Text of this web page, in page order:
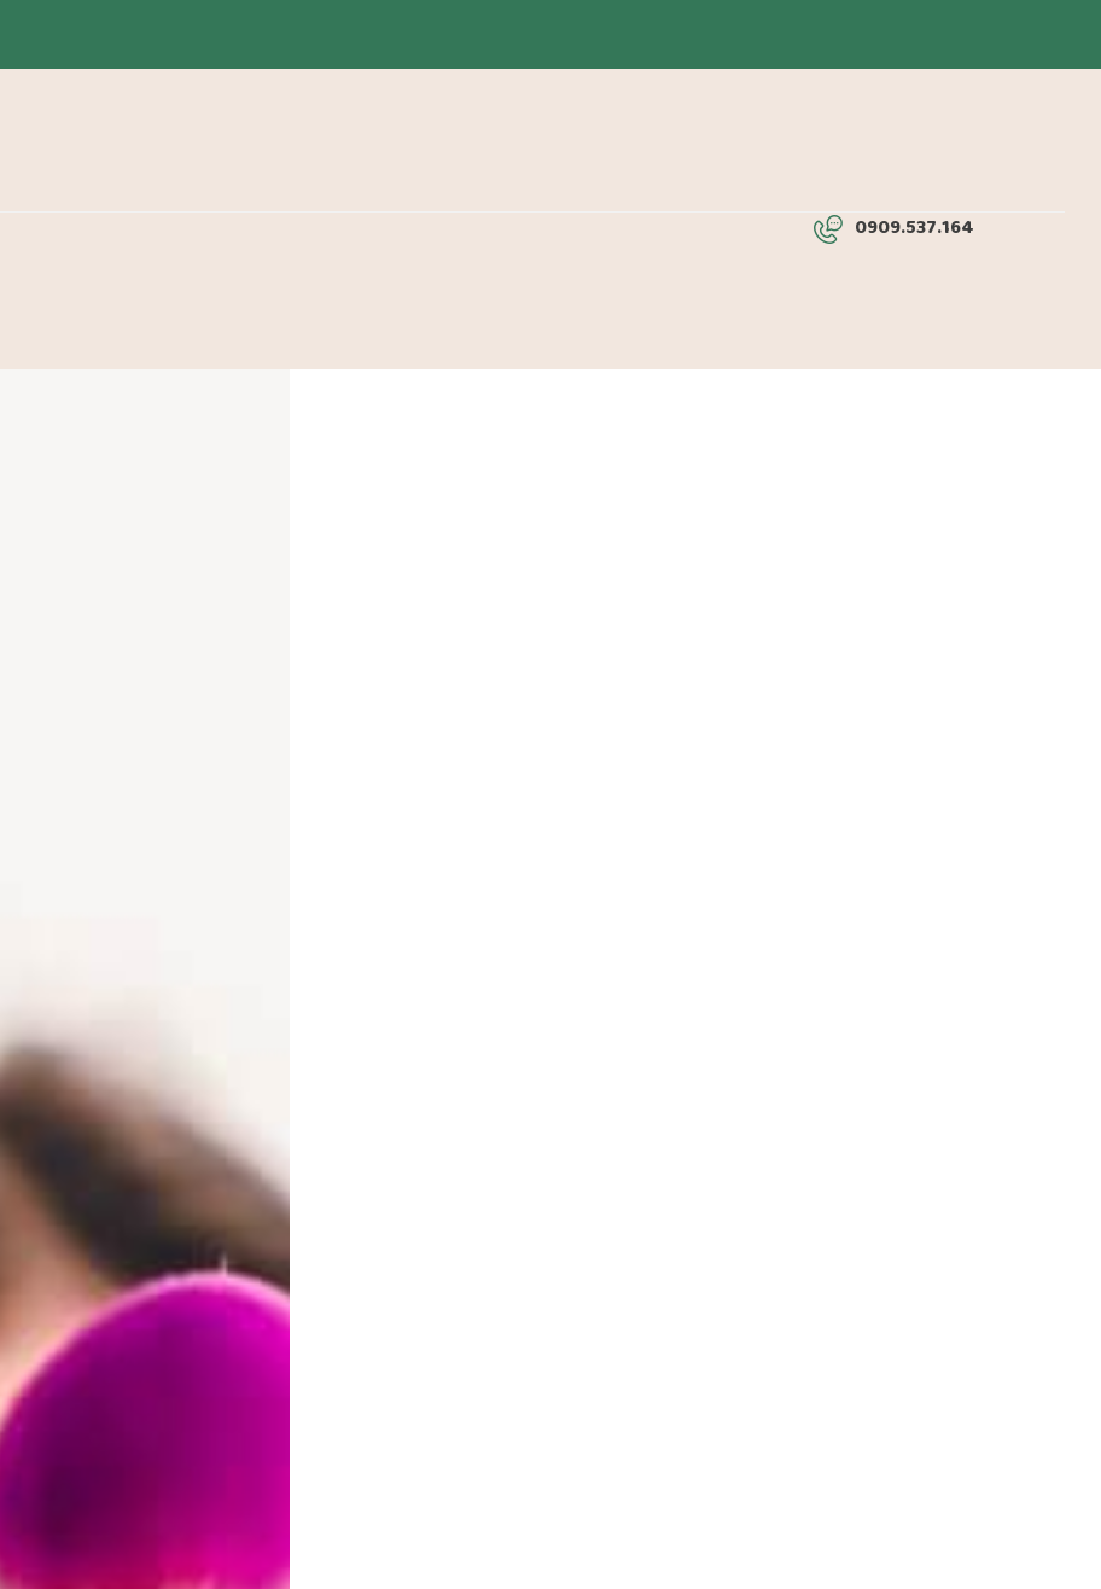
0909.537.164